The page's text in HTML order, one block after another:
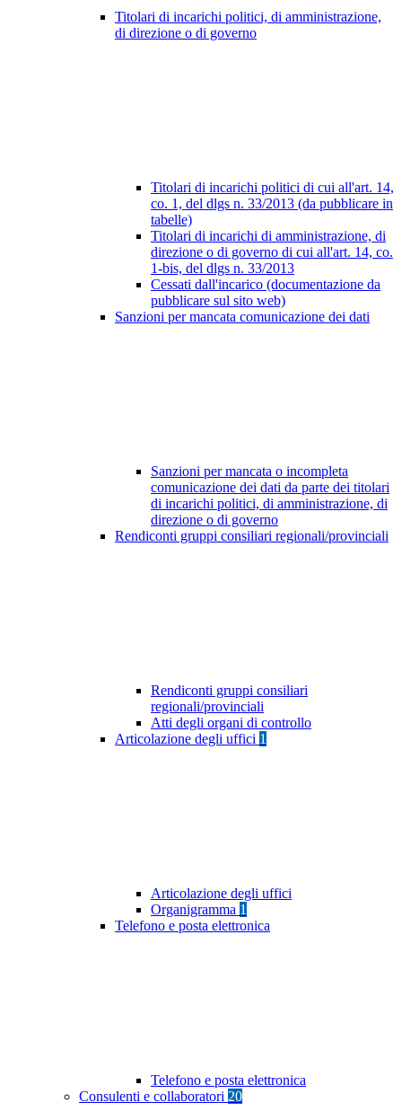
Titolari di incarichi politici, di amministrazione,
di direzione o di governo
Titolari di incarichi politici di cui all'art. 14,
co. 1, del dlgs n. 33/2013 (da pubblicare in
tabelle)
Titolari di incarichi di amministrazione, di
direzione o di governo di cui all'art. 14, co.
1-bis, del dlgs n. 33/2013
Cessati dall'incarico (documentazione da
pubblicare sul sito web)
Sanzioni per mancata comunicazione dei dati
Sanzioni per mancata o incompleta
comunicazione dei dati da parte dei titolari
di incarichi politici, di amministrazione, di
direzione o di governo
Rendiconti gruppi consiliari regionali/provinciali
Rendiconti gruppi consiliari
regionali/provinciali
Atti degli organi di controllo
Articolazione degli uffici 1
Articolazione degli uffici
Organigramma 1
Telefono e posta elettronica
Telefono e posta elettronica
Consulenti e collaboratori 20